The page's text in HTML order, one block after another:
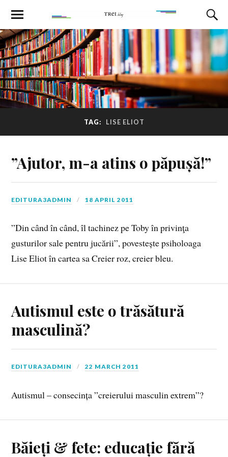
TAG: LISE ELIOT
”Ajutor, m-a atins o păpușă!”
EDITURA3ADMIN 18 APRIL 2011
”Din când în când, îl tachinez pe Toby în privinţa
gusturilor sale pentru jucării”, povestește psiholoaga
Lise Eliot în cartea sa Creier roz, creier bleu.
Autismul este o trăsătură
masculină?
EDITURA3ADMIN 22 MARCH 2011
Autismul – consecința ”creierului masculin extrem”?
Băieți & fete: educație fără